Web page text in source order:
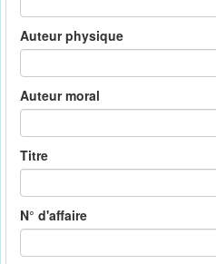
Auteur physique
Auteur moral
Titre
N° d'affaire